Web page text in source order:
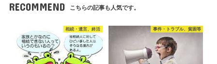
RECOMMEND こちらの記事も人気です。
相続・遺言、終活 事件・トラブル、貧困等